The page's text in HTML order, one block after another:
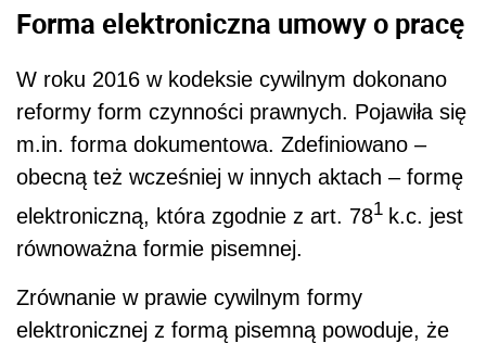
Forma elektroniczna umowy o pracę
W roku 2016 w kodeksie cywilnym dokonano
reformy form czynności prawnych. Pojawiła się
m.in. forma dokumentowa. Zdefiniowano –
obecną też wcześniej w innych aktach – formę
elektroniczną, która zgodnie z art. 781 k.c. jest
równoważna formie pisemnej.
Zrównanie w prawie cywilnym formy
elektronicznej z formą pisemną powoduje, że